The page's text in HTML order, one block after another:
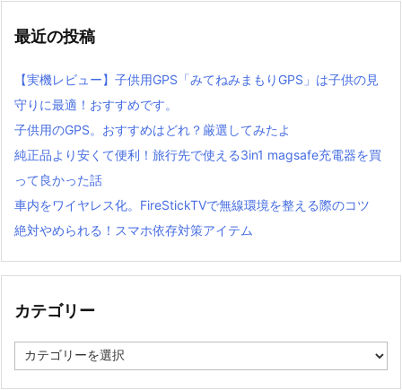
最近の投稿
【実機レビュー】子供用GPS「みてねみまもりGPS」は子供の見
守りに最適！おすすめです。
子供用のGPS。おすすめはどれ？厳選してみたよ
純正品より安くて便利！旅行先で使える3in1 magsafe充電器を買
って良かった話
車内をワイヤレス化。FireStickTVで無線環境を整える際のコツ
絶対やめられる！スマホ依存対策アイテム
カテゴリー
テ